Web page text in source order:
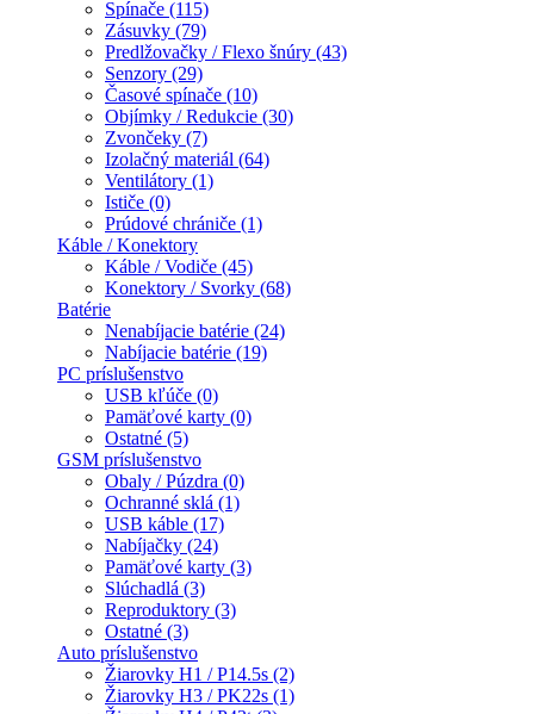
Spínače (115)
Zásuvky (79)
Predlžovačky / Flexo šnúry (43)
Senzory (29)
Časové spínače (10)
Objímky / Redukcie (30)
Zvončeky (7)
Izolačný materiál (64)
Ventilátory (1)
Ističe (0)
Prúdové chrániče (1)
Káble / Konektory
Káble / Vodiče (45)
Konektory / Svorky (68)
Batérie
Nenabíjacie batérie (24)
Nabíjacie batérie (19)
PC príslušenstvo
USB kľúče (0)
Pamäťové karty (0)
Ostatné (5)
GSM príslušenstvo
Obaly / Púzdra (0)
Ochranné sklá (1)
USB káble (17)
Nabíjačky (24)
Pamäťové karty (3)
Slúchadlá (3)
Reproduktory (3)
Ostatné (3)
Auto príslušenstvo
Žiarovky H1 / P14.5s (2)
Žiarovky H3 / PK22s (1)